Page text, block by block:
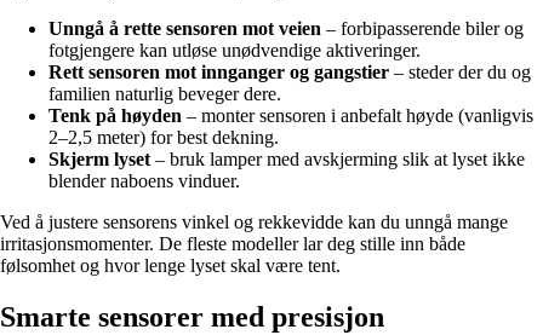
Unngå å rette sensoren mot veien – forbipasserende biler og
fotgjengere kan utløse unødvendige aktiveringer.
Rett sensoren mot innganger og gangstier – steder der du og
familien naturlig beveger dere.
Tenk på høyden – monter sensoren i anbefalt høyde (vanligvis
2–2,5 meter) for best dekning.
Skjerm lyset – bruk lamper med avskjerming slik at lyset ikke
blender naboens vinduer.
Ved å justere sensorens vinkel og rekkevidde kan du unngå mange
irritasjonsmomenter. De fleste modeller lar deg stille inn både
følsomhet og hvor lenge lyset skal være tent.
Smarte sensorer med presisjon